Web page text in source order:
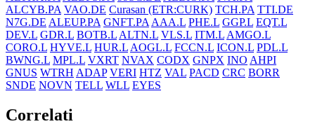
ALCYB.PA VAO.DE Curasan (ETR:CURK) TCH.PA TTI.DE
N7G.DE ALEUP.PA GNFT.PA AAA.L PHE.L GGP.L EQT.L
DEV.L GDR.L BOTB.L ALTN.L VLS.L ITM.L AMGO.L
CORO.L HYVE.L HUR.L AOGL.L FCCN.L ICON.L PDL.L
BWNG.L MPL.L VXRT NVAX CODX GNPX INO AHPI
GNUS WTRH ADAP VERI HTZ VAL PACD CRC BORR
SNDE NOVN TELL WLL EYES
Correlati